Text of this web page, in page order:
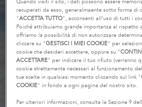
Quando visiti il sito, i dati possono essere
recuperati da esso, generalmaente sotto forma di
"ACCETTA TUTTO", acconsenti all’uso di tutti i
Poiché attribuiamo grande importanza al rispetto
offriamo la possibilità di non autorizzare
cliccare su "GESTISCI I MIEI COOKIE" per
cookie che desideri accettare, oppure su "
ACCETTARE" per indicare il tuo rifiuto (verranno
cookie strettamente necessari al funzionamento
tue scelte in qualsiasi momento cliccando sul link "
COOKIE" in fondo a ogni pagina del nostro sito.
Per ulteriori informazioni, consulta la Sezione 9